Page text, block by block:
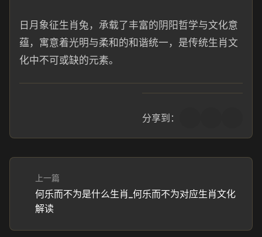
日月象征生肖兔，承载了丰富的阴阳哲学与文化意
蕴，寓意着光明与柔和的和谐统一，是传统生肖文
化中不可或缺的元素。
分享到：
上一篇
何乐而不为是什么生肖_何乐而不为对应生肖文化
解读